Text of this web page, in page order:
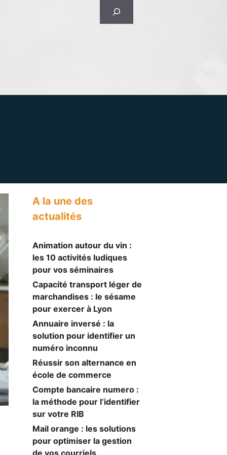
Rechercher
A la une des
actualités
Animation autour du vin :
les 10 activités ludiques
pour vos séminaires
Capacité transport léger de
marchandises : le sésame
pour exercer à Lyon
Annuaire inversé : la
solution pour identifier un
numéro inconnu
Réussir son alternance en
école de commerce
Compte bancaire numero :
la méthode pour l’identifier
sur votre RIB
Mail orange : les solutions
pour optimiser la gestion
de vos courriels